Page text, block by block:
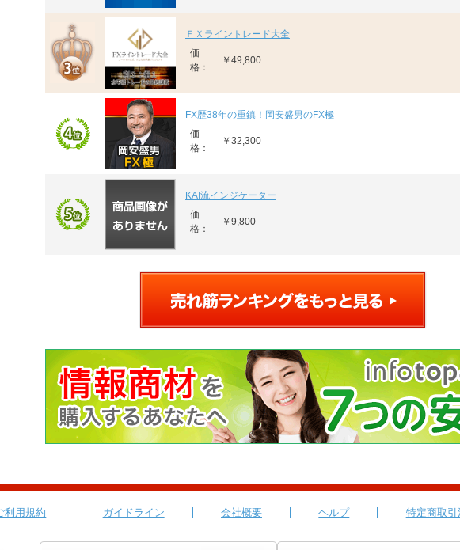
ＦＸライントレード大全
価
格：
￥49,800
FX歴38年の重鎮！岡安盛男のFX極
価
格：
￥32,300
KAI流インジケーター
価
格：
￥9,800
利用規約 ガイドライン 会社概要 ヘルプ 特定商取